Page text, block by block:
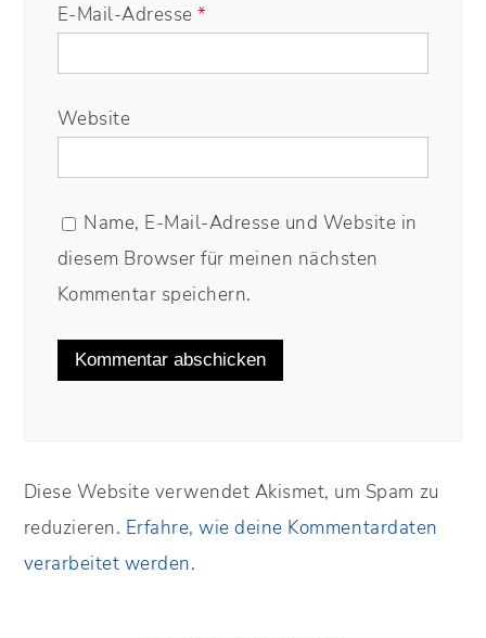
E-Mail-Adresse*
Website
Name, E-Mail-Adresse und Website in
diesem Browser für meinen nächsten
Kommentar speichern.
Diese Website verwendet Akismet, um Spam zu
reduzieren. Erfahre, wie deine Kommentardaten
verarbeitet werden.